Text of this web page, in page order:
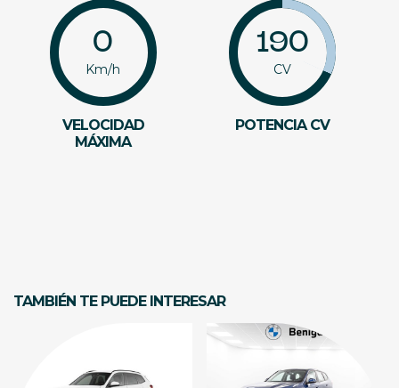
0
Km/h
VELOCIDAD
MÁXIMA
190
CV
POTENCIA CV
TAMBIÉN TE PUEDE INTERESAR